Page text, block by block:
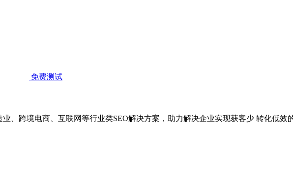
免费测试
、跨境电商、互联网等行业类SEO解决方案，助力解决企业实现获客少 转化低效